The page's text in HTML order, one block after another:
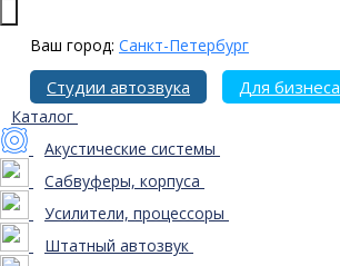
Ваш город: Санкт-Петербург
Студии автозвука Для бизнеса
Каталог
Акустические системы
Сабвуферы, корпуса
Усилители, процессоры
Штатный автозвук